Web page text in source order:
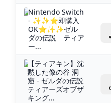
Nintendo Switch
- ✨✨⭐即購入
OK⭐✨✨ゼル
ダの伝説 ティア
ー...
【ティアキン】沈
黙した像の谷 洞
窟 - ゼルダの伝説
ティアーズオブザ
キング...